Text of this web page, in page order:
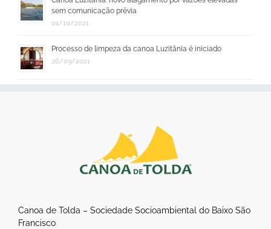
sem comunicação prévia
01/10/2021
Processo de limpeza da canoa Luzitânia é iniciado
26/09/2021
Canoa de Tolda – Sociedade Socioambiental do Baixo São
Francisco